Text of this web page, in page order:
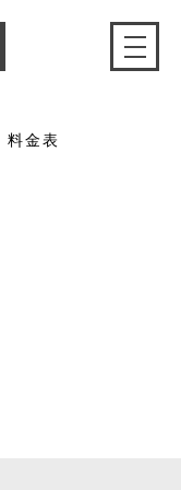
料金表